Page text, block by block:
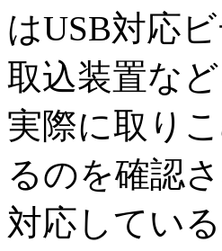
はUSB対応
取込装置な
実際に取り
るのを確認
対応してい